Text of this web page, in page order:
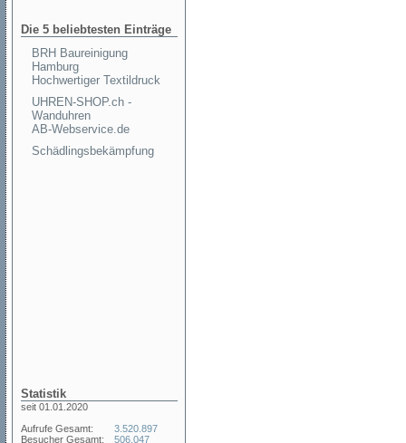
Die 5 beliebtesten Einträge
BRH Baureinigung
Hamburg
Hochwertiger Textildruck
UHREN-SHOP.ch -
Wanduhren
AB-Webservice.de
Schädlingsbekämpfung
Statistik
seit 01.01.2020
Aufrufe Gesamt:
Besucher Gesamt:
3.520.897
506.047